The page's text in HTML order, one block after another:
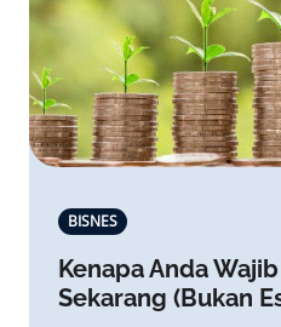
BISNES
Kenapa Anda
Sekarang (Bukan